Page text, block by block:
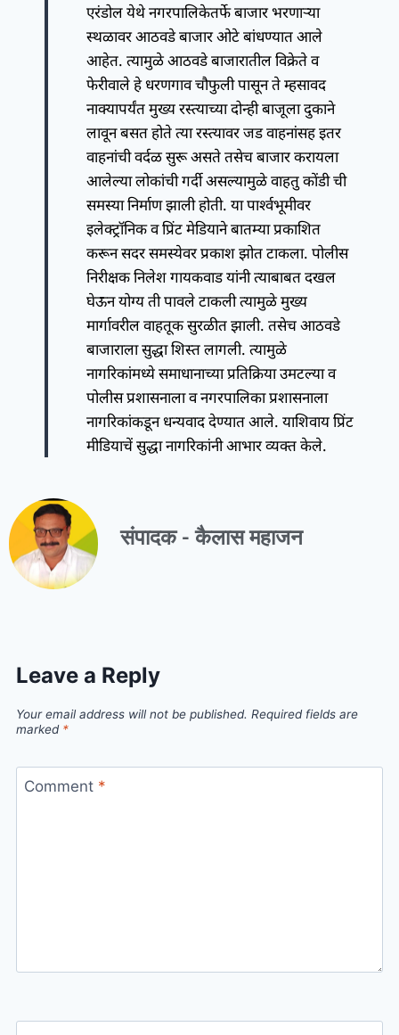
एरंडोल येथे नगरपालिकेतर्फे बाजार भरणाऱ्या
स्थळावर आठवडे बाजार ओटे बांधण्यात आले
आहेत. त्यामुळे आठवडे बाजारातील विक्रेते व
फेरीवाले हे धरणगाव चौफुली पासून ते म्हसावद
नाक्यापर्यंत मुख्य रस्त्याच्या दोन्ही बाजूला दुकाने
लावून बसत होते त्या रस्त्यावर जड वाहनांसह इतर
वाहनांची वर्दळ सुरू असते तसेच बाजार करायला
आलेल्या लोकांची गर्दी असल्यामुळे वाहतु कोंडी ची
समस्या निर्माण झाली होती. या पार्श्वभूमीवर
इलेक्ट्रॉनिक व प्रिंट मेडियाने बातम्या प्रकाशित
करून सदर समस्येवर प्रकाश झोत टाकला. पोलीस
निरीक्षक निलेश गायकवाड यांनी त्याबाबत दखल
घेऊन योग्य ती पावले टाकली त्यामुळे मुख्य
मार्गावरील वाहतूक सुरळीत झाली. तसेच आठवडे
बाजाराला सुद्धा शिस्त लागली. त्यामुळे
नागरिकांमध्ये समाधानाच्या प्रतिक्रिया उमटल्या व
पोलीस प्रशासनाला व नगरपालिका प्रशासनाला
नागरिकांकडून धन्यवाद देण्यात आले. याशिवाय प्रिंट
मीडियाचें सुद्धा नागरिकांनी आभार व्यक्त केले.
संपादक - कैलास महाजन
Leave a Reply
Your email address will not be published. Required fields are
marked *
Comment *